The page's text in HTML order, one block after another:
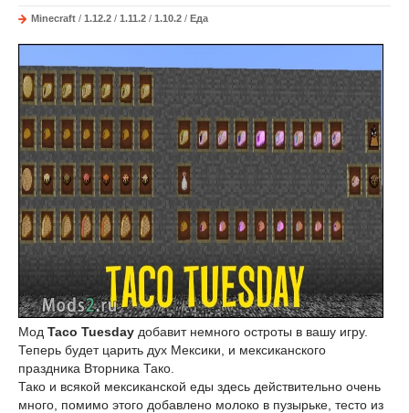
Minecraft / 1.12.2 / 1.11.2 / 1.10.2 / Еда
Мод Taco Tuesday добавит немного остроты в вашу игру.
Теперь будет царить дух Мексики, и мексиканского
праздника Вторника Тако.
Тако и всякой мексиканской еды здесь действительно очень
много, помимо этого добавлено молоко в пузырьке, тесто из